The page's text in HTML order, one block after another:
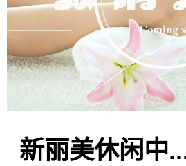
新丽美休闲中